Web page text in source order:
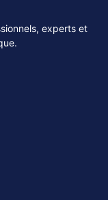
experts et